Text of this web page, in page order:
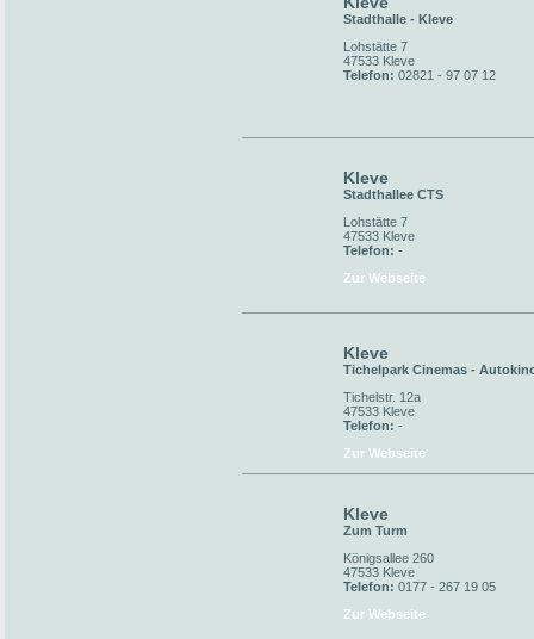
Stadthalle - Kleve
Lohstätte 7
47533 Kleve
Telefon: 02821 - 97 07 12
Kleve
Stadthallee CTS
Lohstätte 7
47533 Kleve
Telefon: -
Zur Webseite
Kleve
Tichelpark Cinemas -
Tichelstr. 12a
47533 Kleve
Telefon: -
Zur Webseite
Kleve
Zum Turm
Königsallee 260
47533 Kleve
Telefon: 0177 - 267 19 05
Zur Webseite